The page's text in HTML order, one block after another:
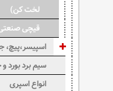
لخت کن)
قیچی
اسپیسر،پیچ،
سیم برد بورد و
انواع اسپری